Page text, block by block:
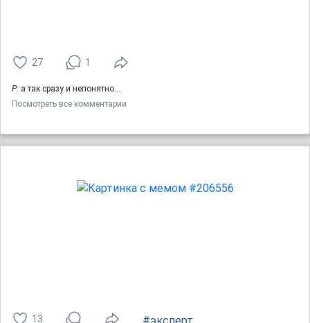
27 1
Р: а так сразу и непонятно...
Посмотреть все комментарии
13